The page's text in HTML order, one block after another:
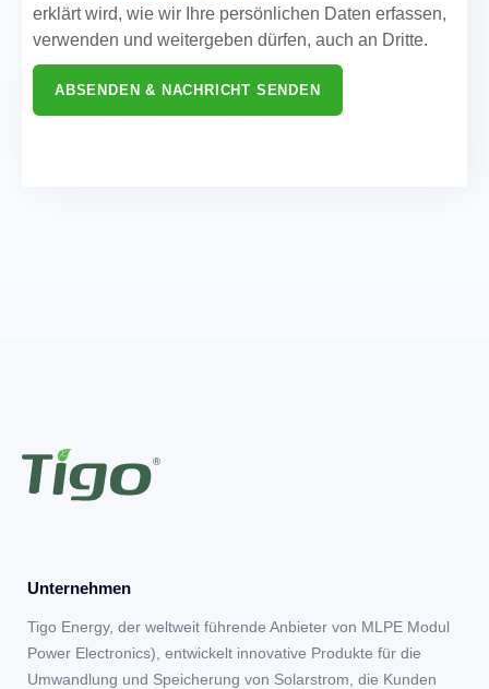
erklärt wird, wie wir Ihre persönlichen Daten erfassen,
verwenden und weitergeben dürfen, auch an Dritte.
Unternehmen
Tigo Energy, der weltweit führende Anbieter von MLPE Modul
Power Electronics), entwickelt innovative Produkte für die
Umwandlung und Speicherung von Solarstrom, die Kunden